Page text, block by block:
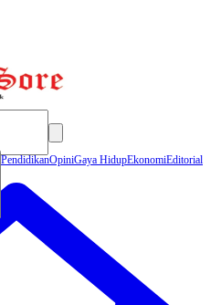
PendidikanOpiniGaya HidupEkonomiEditorial